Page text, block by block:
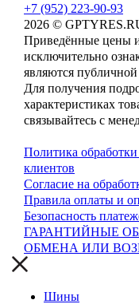
+7 (952) 223-90-93
2026 ©
Приведённые цены и
исключительно
являются
Для получения
характеристиках
связывайтесь с
Политика
клиентов
Согласие на
Правила оплаты и
Безопасность
ГАРАНТИЙНЫЕ
ОБМЕНА ИЛИ
Шины